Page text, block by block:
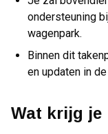
ondersteuning
wagenpark.
Binnen dit
en updaten in
Wat krijg je